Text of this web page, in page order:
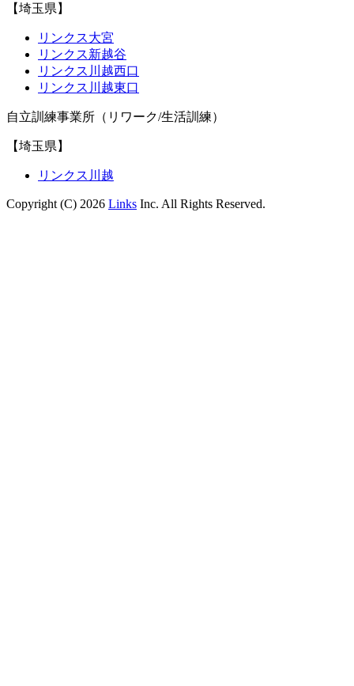
【埼玉県】
リンクス大宮
リンクス新越谷
リンクス川越西口
リンクス川越東口
自立訓練事業所（リワーク/生活訓練）
【埼玉県】
リンクス川越
Copyright (C) 2026 Links Inc. All Rights Reserved.